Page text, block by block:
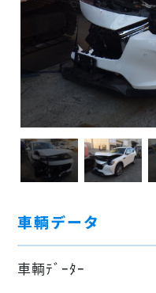
車輌データ
車輌ﾃﾞｰﾀｰ